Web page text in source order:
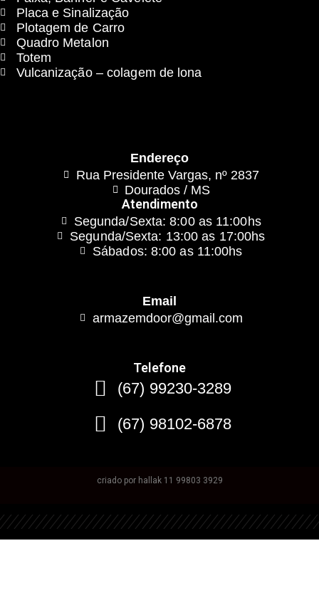
Placa e Sinalização
Plotagem de Carro
Quadro Metalon
Totem
Vulcanização – colagem de lona
Endereço
Rua Presidente Vargas, nº 2837
Dourados / MS
Atendimento
Segunda/Sexta: 8:00 as 11:00hs
Segunda/Sexta: 13:00 as 17:00hs
Sábados: 8:00 as 11:00hs
Email
armazemdoor@gmail.com
Telefone
(67) 99230-3289
(67) 98102-6878
criado por hallak 11 99803 3929